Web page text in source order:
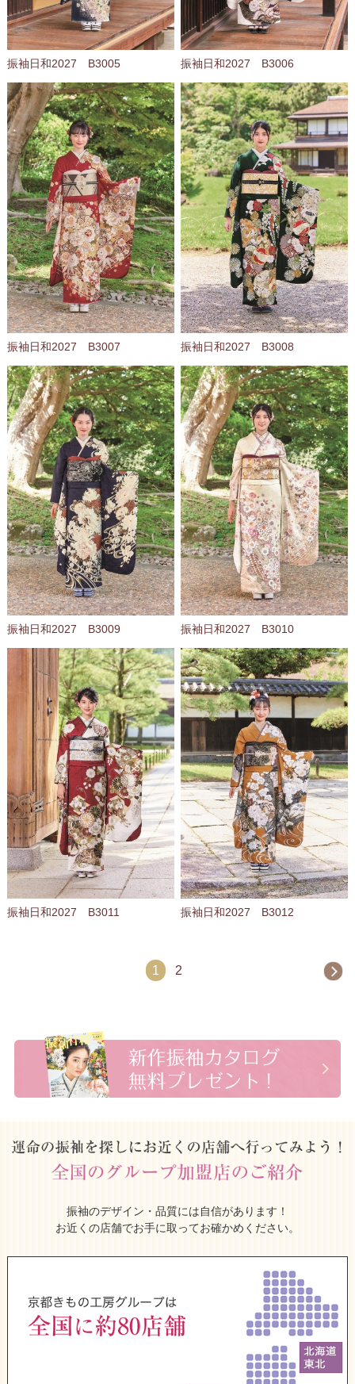
振袖日和2027 B3005 振袖日和2027 B3006
振袖日和2027 B3007 振袖日和2027 B3008
振袖日和2027 B3009 振袖日和2027 B3010
振袖日和2027 B3011 振袖日和2027 B3012
1 2
振袖のデザイン・品質には自信があります！
お近くの店舗でお手に取ってお確かめください。